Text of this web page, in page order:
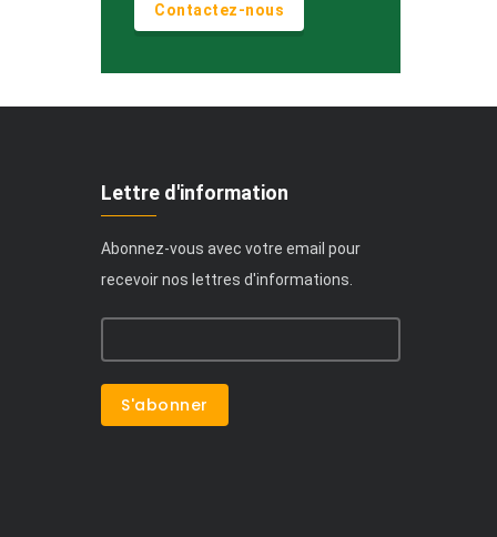
Contactez-nous
Lettre d'information
Abonnez-vous avec votre email pour
recevoir nos lettres d'informations.